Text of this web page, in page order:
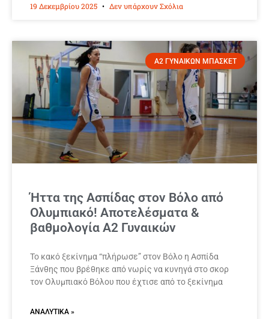
19 Δεκεμβρίου 2025 Δεν υπάρχουν Σχόλια
Α2 ΓΥΝΑΙΚΩΝ ΜΠΑΣΚΕΤ
Ήττα της Ασπίδας στον Βόλο από
Ολυμπιακό! Αποτελέσματα &
βαθμολογία Α2 Γυναικών
Το κακό ξεκίνημα “πλήρωσε” στον Βόλο η Ασπίδα
Ξάνθης που βρέθηκε από νωρίς να κυνηγά στο σκορ
τον Ολυμπιακό Βόλου που έχτισε από το ξεκίνημα
ΑΝΑΛΥΤΙΚΆ »